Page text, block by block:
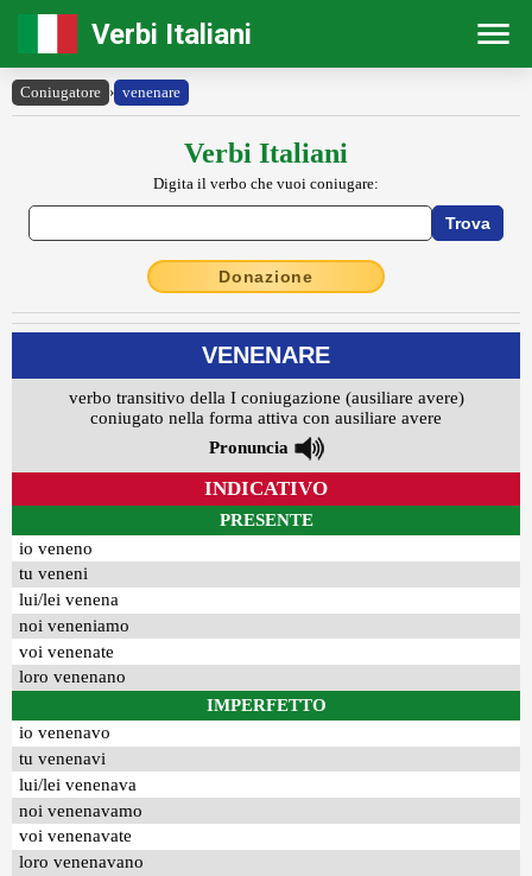
Verbi Italiani
Coniugatore › venenare
Verbi Italiani
Digita il verbo che vuoi coniugare:
Donazione
VENENARE
verbo transitivo della I coniugazione (ausiliare avere)
coniugato nella forma attiva con ausiliare avere
Pronuncia
INDICATIVO
PRESENTE
io veneno
tu veneni
lui/lei venena
noi veneniamo
voi venenate
loro venenano
IMPERFETTO
io venenavo
tu venenavi
lui/lei venenava
noi venenavamo
voi venenavate
loro venenavano